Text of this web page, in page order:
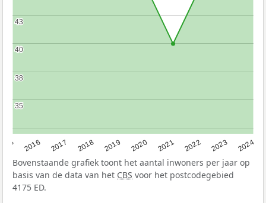
2016 2017 2018 2019 2020 2021 2022 2023 2024
35
35
38
38
40
40
43
43
Bovenstaande grafiek toont het aantal inwoners per jaar op
basis van de data van het CBS voor het postcodegebied
4175 ED.